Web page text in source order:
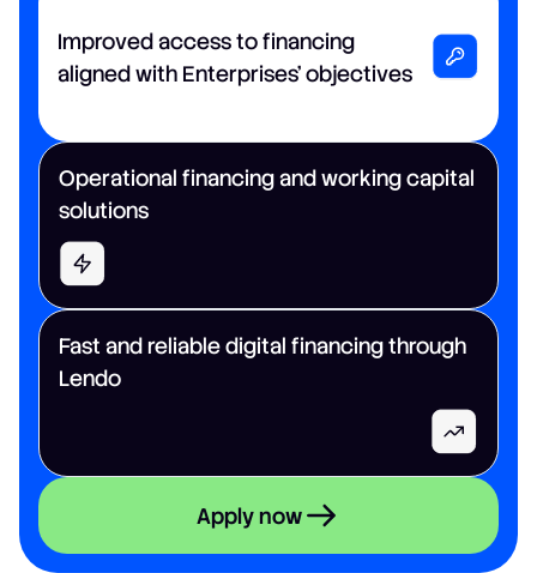
Improved access to financing
aligned with Enterprises’ objectives
Operational financing and working capital
solutions
Fast and reliable digital financing through
Lendo
Apply now